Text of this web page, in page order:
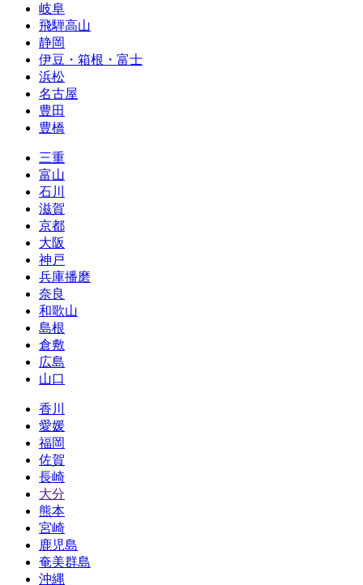
岐阜
飛騨高山
静岡
伊豆・箱根・富士
浜松
名古屋
豊田
豊橋
三重
富山
石川
滋賀
京都
大阪
神戸
兵庫播磨
奈良
和歌山
島根
倉敷
広島
山口
香川
愛媛
福岡
佐賀
長崎
大分
熊本
宮崎
鹿児島
奄美群島
沖縄